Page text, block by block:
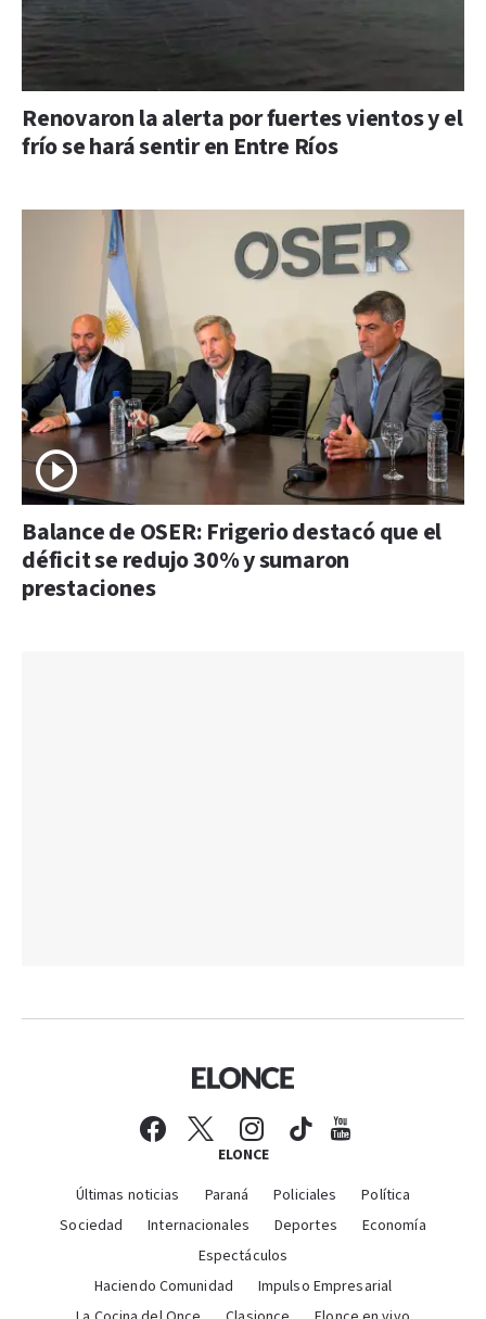
Renovaron la alerta por fuertes vientos y el
frío se hará sentir en Entre Ríos
Balance de OSER: Frigerio destacó que el
déficit se redujo 30% y sumaron
prestaciones
ELONCE
Últimas noticias Paraná Policiales
Política
Sociedad
Internacionales Deportes
Economía
Espectáculos
Haciendo Comunidad
Impulso Empresarial